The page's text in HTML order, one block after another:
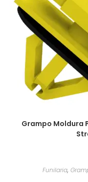
Grampo Moldura
Funilaria,